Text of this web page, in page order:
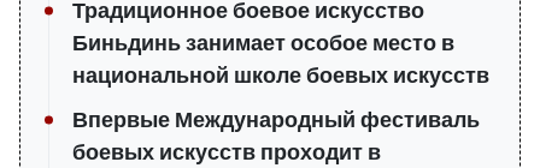
Традиционное боевое искусство
Биньдинь занимает особое место в
национальной школе боевых искусств
Впервые Международный фестиваль
боевых искусств проходит в